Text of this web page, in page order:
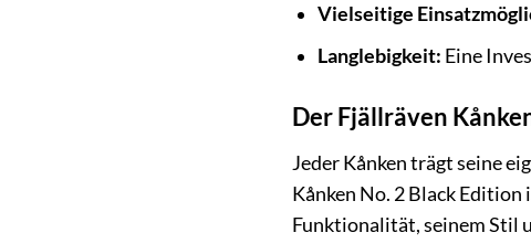
Vielseitige
Langlebigkeit: Eine
Der Fjällräven
Jeder Kånken trägt seine
Kånken No. 2 Black Edition
Funktionalität, seinem Stil